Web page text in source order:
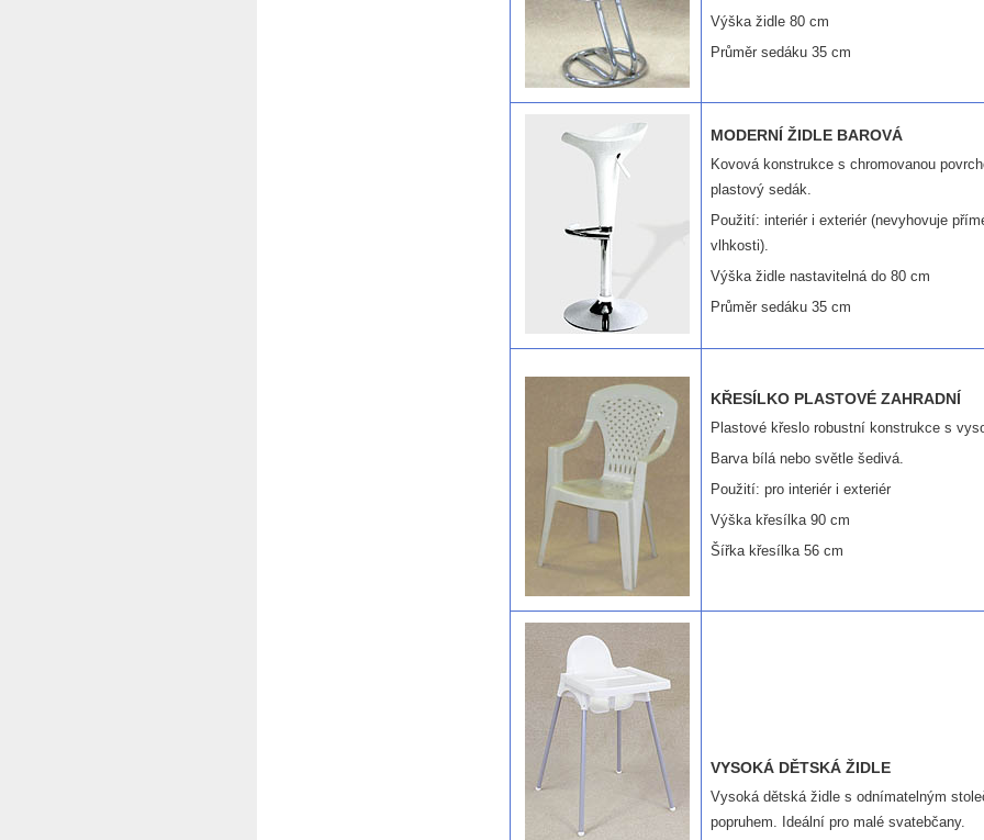
Výška židle 80 cm
Průměr sedáku 35 cm
MODERNÍ ŽIDLE BAROVÁ
Kovová konstrukce s chromovanou
plastový sedák.
Použití: interiér i exteriér (nevyhovuje
vlhkosti).
Výška židle nastavitelná do 80 cm
Průměr sedáku 35 cm
KŘESÍLKO PLASTOVÉ ZAHRADNÍ
Plastové křeslo robustní konstrukce s
Barva bílá nebo světle šedivá.
Použití: pro interiér i exteriér
Výška křesílka 90 cm
Šířka křesílka 56 cm
VYSOKÁ DĚTSKÁ ŽIDLE
Vysoká dětská židle s odnímatelným
popruhem. Ideální pro malé svatebčany.